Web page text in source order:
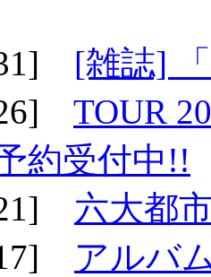
[雑誌]
TOUR
約受付中!!
六大都
アルバ